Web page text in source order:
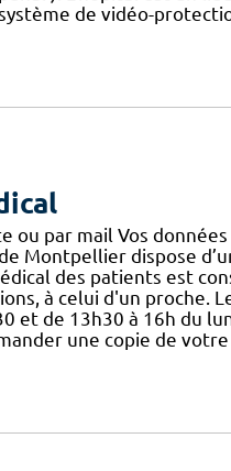
de vidéo-
ou par mail Vos données
Montpellier dispose
des patients est
à celui d'un proche.
et de 13h30 à 16h du
une copie de